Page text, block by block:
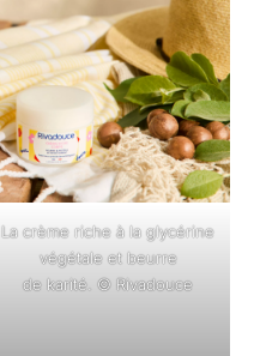
La crème riche à la glycérine
végétale et beurre
de karité. © Rivadouce